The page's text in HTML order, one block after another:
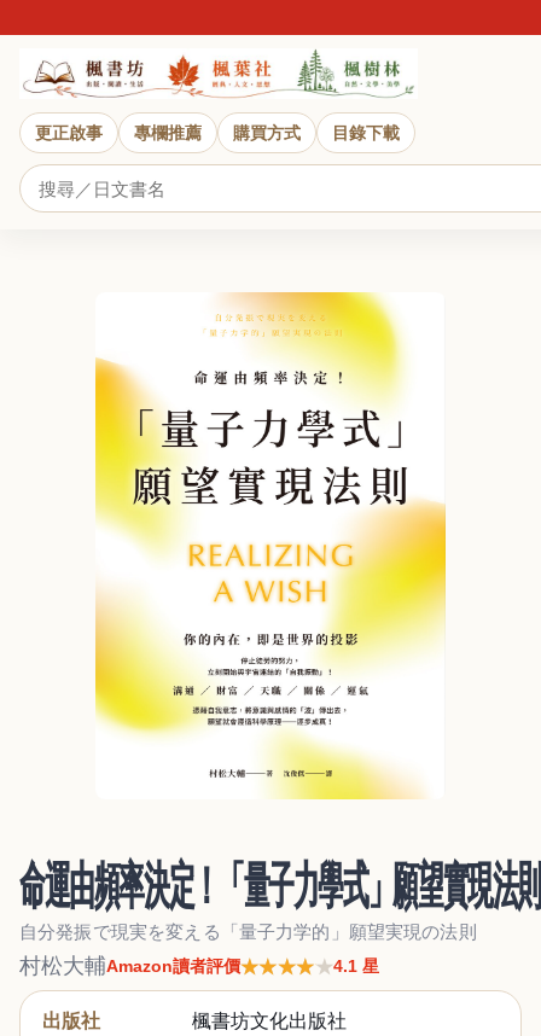
更正啟事 專欄推薦 購買方式 目錄下載
命運由頻率決定！「量子力學式」願望實現法
自分発振で現実を変える「量子力学的」願望実現の法則
村松大輔Amazon讀者評價★★★★★
★★★★★4.1 星
出版社
楓書坊文化出版社